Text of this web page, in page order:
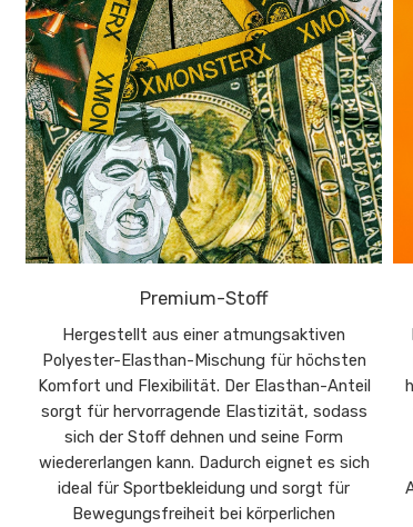
Premium-Stoff
Hergestellt aus einer atmungsaktiven
Polyester-Elasthan-Mischung für höchsten
Komfort und Flexibilität. Der Elasthan-Anteil
sorgt für hervorragende Elastizität, sodass
sich der Stoff dehnen und seine Form
wiedererlangen kann. Dadurch eignet es sich
ideal für Sportbekleidung und sorgt für
Bewegungsfreiheit bei körperlichen